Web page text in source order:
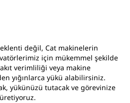
değil, Cat makinelerin
için mükemmel şekilde
verimliliği veya makine
yığınlarca yükü alabilirsiniz.
yükünüzü tutacak ve görevinize